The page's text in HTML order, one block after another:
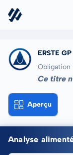
ERSTE
Obligation
Ce titre
Aperçu
Analyse